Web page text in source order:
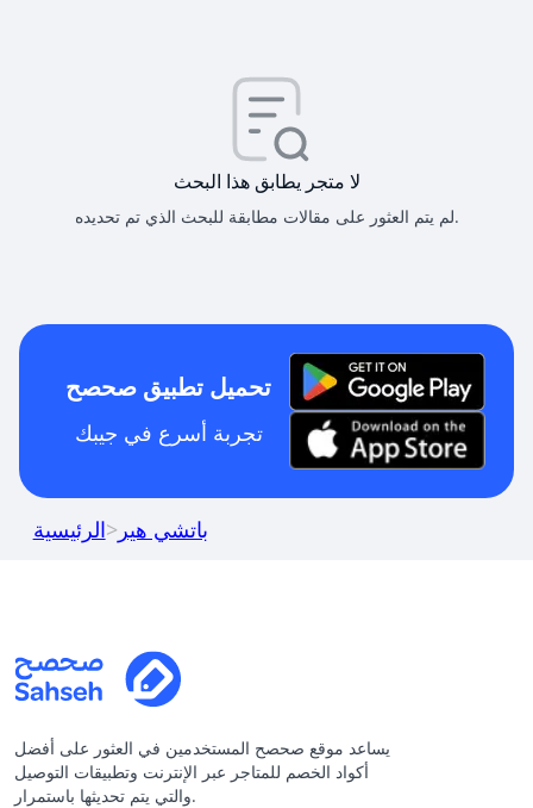
لا متجر يطابق هذا البحث
لم يتم العثور على مقالات مطابقة للبحث الذي تم تحديده.
تحميل تطبيق صحصح
تجربة أسرع في جيبك
الرئيسية> باتشي هير
يساعد موقع صحصح المستخدمين في العثور على أفضل
أكواد الخصم للمتاجر عبر الإنترنت وتطبيقات التوصيل
والتي يتم تحديثها باستمرار.